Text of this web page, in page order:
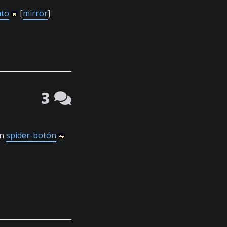
[mirror]
3
spider-botón